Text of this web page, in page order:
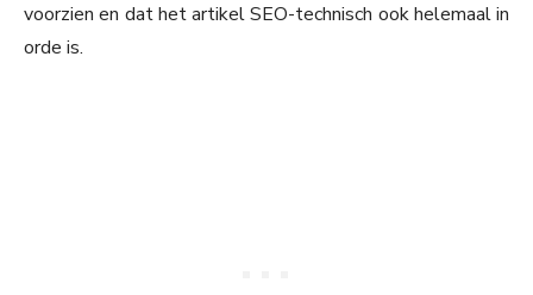
voorzien en dat het artikel SEO-technisch ook helemaal in
orde is.